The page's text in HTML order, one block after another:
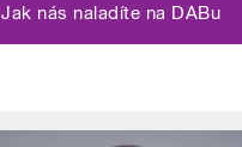
Jak nás naladíte na DABu